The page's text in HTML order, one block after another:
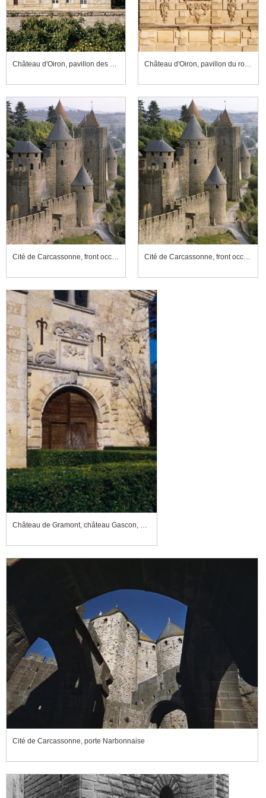
Château d'Oiron, pavillon des Trophées, façade sud-est Château d'Oiron, pavillon du roi, détail d'une niche de la façade sud-est
Cité de Carcassonne, front occidental Cité de Carcassonne, front occidental
Château de Gramont, château Gascon, portail d'honneur de la façade est
Cité de Carcassonne, porte Narbonnaise